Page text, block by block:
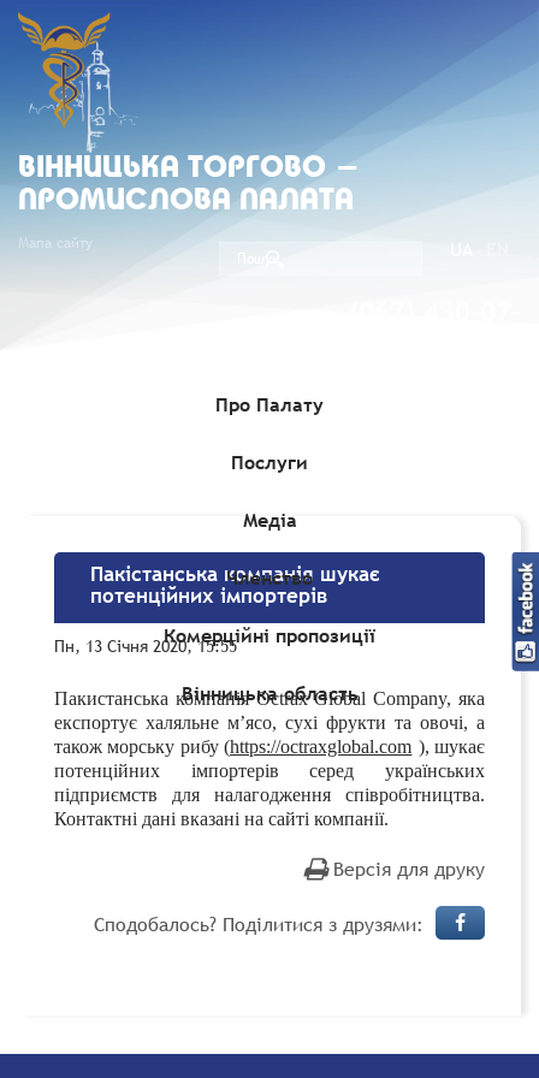
ВIННИЦЬКА ТОРГОВО -
ПРОМИСЛОВА ПАЛАТА
Мапа сайту
Про Палату
Послуги
Медіа
Членство
Комерційні пропозиції
Вінницька область
Комерційні пропозиції»Пакістанська компанія
Пакістанська компанія шукає
потенційних імпортерів
Пн, 13 Січня 2020, 15:55
Пакистанська компаніяOctrax Global Company, яка
експортує халяльне м’ясо, сухі фрукти та овочі, а
також морську рибу (https://octraxglobal.com ),шукає
потенційних імпортерів серед українських
підприємств для налагодження співробітництва.
Контактні дані вказані на сайті компанії.
Версія для друку
Сподобалось? Поділитися з друзями: